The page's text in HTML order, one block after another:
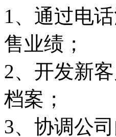
1、通过电
售业绩；
2、开发新
档案；
3、协调公